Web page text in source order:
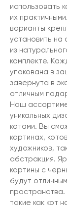
использовать
их
варианты
установить на
из
комплекте.
упакована в
завернута в
отличным
Наш
уникальных
котами. Вы
картинах,
художников,
абстракция.
картины с
будут
пространства.
такие как кот